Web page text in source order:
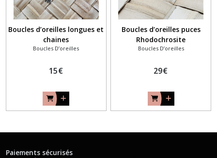
Boucles d’oreilles longues et
chaines
Boucles D’oreilles
15€
Boucles d’oreilles puces
Rhodochrosite
Boucles D’oreilles
29€
Paiements sécurisés